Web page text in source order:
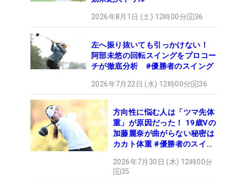
2026年8月1日 (土) 12時00分 36
左へ振り抜いても引っかけない！
阿部未悠の回転スイングをプロコー
チが徹底分析 #優勝者のスイング
2026年7月22日 (水) 12時00分 36
方向性に悩む人は「ツマ先体
重」が原因だった！ 19歳Vの
加藤麗奈が曲がらない秘密は
カカト体重 #優勝者のスイン
2026年7月30日 (木) 12時00分
35